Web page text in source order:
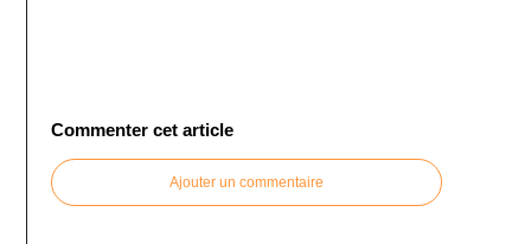
Commenter cet article
Ajouter un commentaire